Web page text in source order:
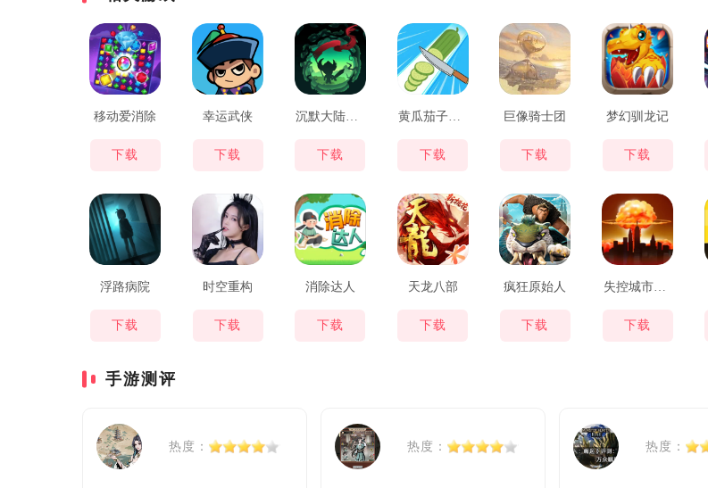
移动爱消除
下载
幸运武侠
下载 下载 下载
巨像骑士团
下载
梦幻驯龙记
下载
浮路病院
下载
时空重构
下载
消除达人
下载
天龙八部
下载
疯狂原始人
下载
失控城市模拟器
下载
手游测评
热度： 热度： 热度：